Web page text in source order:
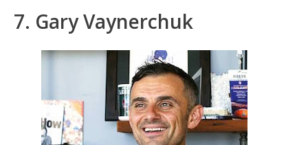
7. Gary Vaynerchuk